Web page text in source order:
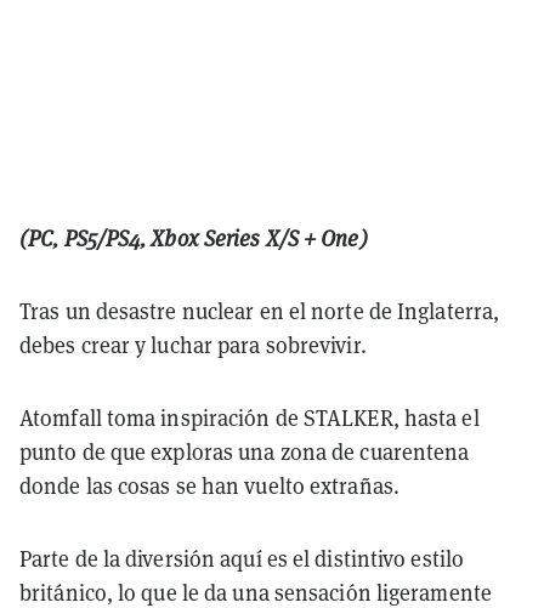
(PC, PS5/PS4, Xbox Series X/S + One)
Tras un desastre nuclear en el norte de Inglaterra,
debes crear y luchar para sobrevivir.
Atomfall toma inspiración de STALKER, hasta el
punto de que exploras una zona de cuarentena
donde las cosas se han vuelto extrañas.
Parte de la diversión aquí es el distintivo estilo
británico, lo que le da una sensación ligeramente